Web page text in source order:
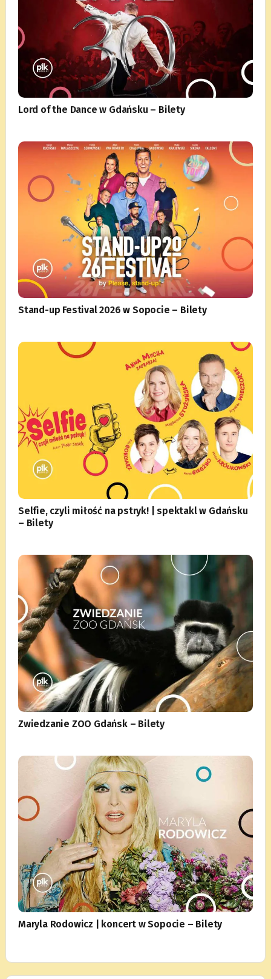
Lord of the Dance w Gdańsku – Bilety
Stand-up Festival 2026 w Sopocie – Bilety
Selfie, czyli miłość na pstryk! | spektakl w Gdańsku
– Bilety
Zwiedzanie ZOO Gdańsk – Bilety
Maryla Rodowicz | koncert w Sopocie – Bilety